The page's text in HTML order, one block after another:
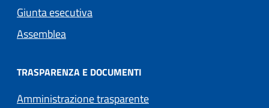
Giunta esecutiva
Assemblea
TRASPARENZA E DOCUMENTI
Amministrazione trasparente